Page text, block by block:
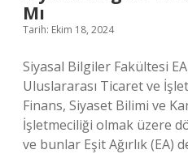
Mı
Tarih: Ekim 18, 2024
Siyasal Bilgiler Fakültesi
Uluslararası Ticaret ve
Finans, Siyaset Bilimi ve
İşletmeciliği olmak üzere
ve bunlar Eşit Ağırlık (EA)